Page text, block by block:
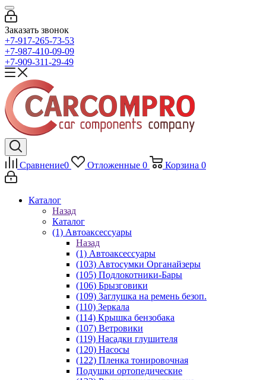
Заказать звонок
+7-917-265-73-53
+7-987-410-09-09
+7-909-311-29-49
Сравнение0 Отложенные 0 Корзина 0
Каталог
Назад
Каталог
(1) Автоаксессуары
Назад
(1) Автоаксессуары
(103) Автосумки Органайзеры
(105) Подлокотники-Бары
(106) Брызговики
(109) Заглушка на ремень безоп.
(110) Зеркала
(114) Крышка бензобака
(107) Ветровики
(119) Насадки глушителя
(120) Насосы
(122) Пленка тонировочная
Подушки ортопедические